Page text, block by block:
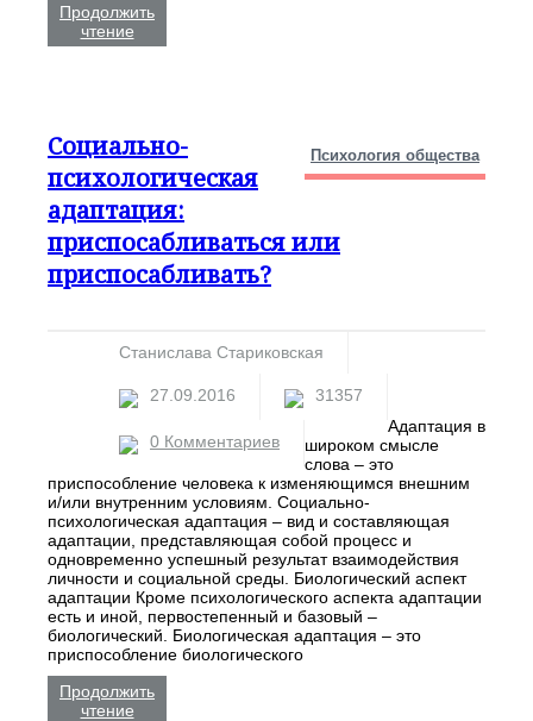
Продолжить
чтение
Социально-
психологическая
адаптация:
приспосабливаться или
приспосабливать?
Психология общества
Станислава Стариковская
27.09.2016 31357
0 Комментариев
Адаптация в
широком смысле
слова – это
приспособление человека к изменяющимся внешним
и/или внутренним условиям. Социально-
психологическая адаптация – вид и составляющая
адаптации, представляющая собой процесс и
одновременно успешный результат взаимодействия
личности и социальной среды. Биологический аспект
адаптации Кроме психологического аспекта адаптации
есть и иной, первостепенный и базовый –
биологический. Биологическая адаптация – это
приспособление биологического
Продолжить
чтение